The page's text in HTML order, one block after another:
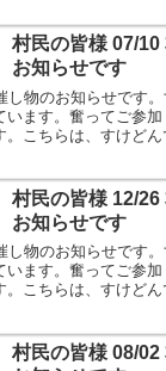
村民の皆様 07/
お知らせです
し物のお知らせです
ます。奮ってご参加
こちらは、すけどん
村民の皆様 12/
お知らせです
し物のお知らせです
ます。奮ってご参加
こちらは、すけどん
村民の皆様 08/